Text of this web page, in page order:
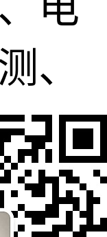
电
、